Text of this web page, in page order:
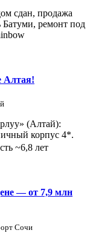
сдан, продажа
Батуми, ремонт под
Алтая!
(Алтай):
корпус 4*.
~6,8 лет
— от 7,9 млн
Сочи